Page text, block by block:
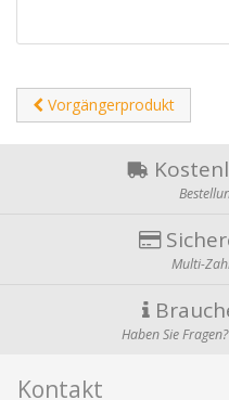
Vorgängerprodukt
Multi-
Haben Sie
Kontakt